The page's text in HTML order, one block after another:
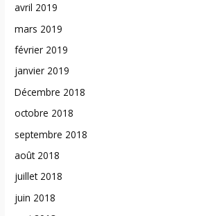
avril 2019
mars 2019
février 2019
janvier 2019
Décembre 2018
octobre 2018
septembre 2018
août 2018
juillet 2018
juin 2018